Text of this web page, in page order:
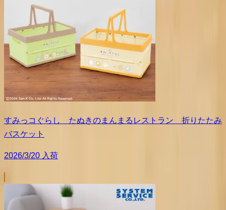
すみっコぐらし たぬきのまんまるレストラン 折りたたみ
バスケット
2026/3/20 入荷